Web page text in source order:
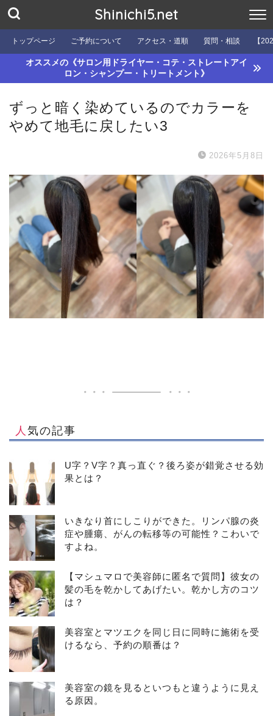
Shinichi5.net
トップページ ご予約について アクセス・道順 質問・相談 【
オススメの《サロン用ドライヤー・コテ・ストレートアイ
ロン・シャンプー・トリートメント》
ずっと暗く染めているのでカラーを
やめて地毛に戻したい3
2026年5月8日
人気の記事
U字？V字？真っ直ぐ？後ろ姿が錯覚させる効
果とは？
いきなり首にしこりができた。リンパ腺の炎
症や腫瘍、がんの転移等の可能性？こわいで
すよね。
【マシュマロで美容師に匿名で質問】彼女の
髪の毛を乾かしてあげたい。乾かし方のコツ
は？
美容室とマツエクを同じ日に同時に施術を受
けるなら、予約の順番は？
美容室の鏡を見るといつもと違うように見え
る原因。